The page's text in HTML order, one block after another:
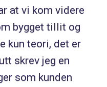
at vi kom videre
bygget tillit og
kun teori, det er
skrev jeg en
som kunden